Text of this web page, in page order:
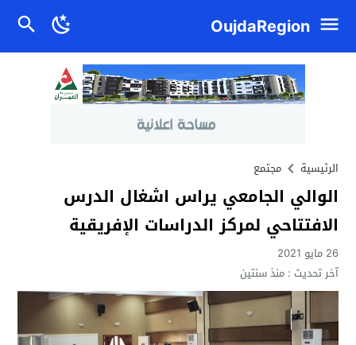
OujdaRegion
الرئيسية مجتمع
الوالي الجامعي يراس اشغال الدرس
الافتتاحي لمركز الدراسات الإفريقية
26 مايو 2021
آخر تحديث :منذ سنتين